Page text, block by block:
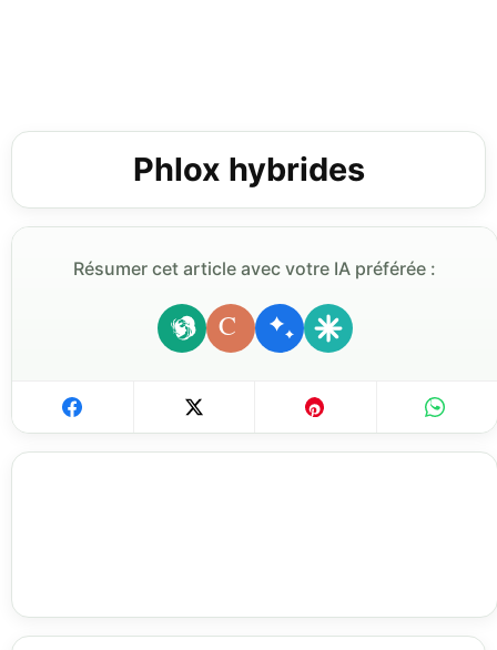
Phlox hybrides
Résumer cet article avec votre IA préférée :
C